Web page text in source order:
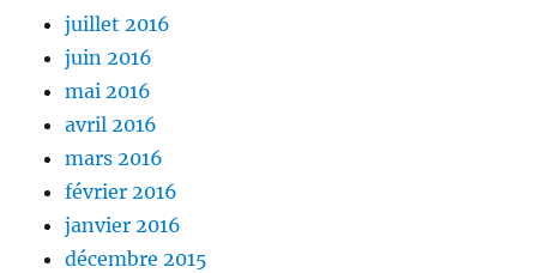
juillet 2016
juin 2016
mai 2016
avril 2016
mars 2016
février 2016
janvier 2016
décembre 2015